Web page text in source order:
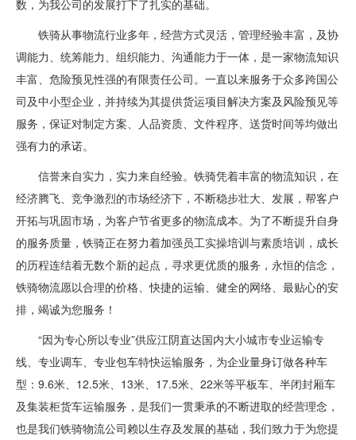
数，为我公司的发展打下了扎实的基础。
铁骑从事物流行业多年，经营方式灵活，管理经验丰富，及协
调能力、统筹能力、组织能力、沟通能力于一体，是一家物流知识
丰富、危险预见性强的有限责任公司。一直以来服务于众多跨国公
司及中小型企业，并持续为其提供货运项目解决方案及风险预见等
服务，保证对制定方案、人品资质、文件程序、送货时间等均做出
强有力的承诺。
信誉来自实力，实力来自经验。铁骑凭着丰富的物流知识，在
经济腾飞、竞争激烈的市场经济下，不断稳步壮大、发展，帮客户
开拓与巩固市场，为客户节省更多的物流成本。为了不断提升自身
的服务质量，铁骑正在努力着加强员工实操培训与素质培训，成长
的历程连结着无数个新的起点，寻求更优质的服务，永恒的信念，
铁骑物流愿以合理的价格、快捷的运输、健全的网络、最贴心的安
排，竭诚为您服务！
“因为专心所以专业”供应江阴直达国内大小城市专业运输专
线、专业调车、专业包车特快运输服务，为企业量身订做各种车
型：9.6米、12.5米、13米、17.5米、22米等平板车、半闭封厢车
及集装柜货车运输服务，是我们一贯秉承的不断进取的经营理念，
也是我们铁骑物流公司赖以生存及发展的基础，我们致力于为您提